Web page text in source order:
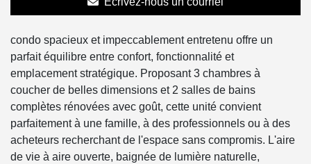
condo spacieux et impeccablement entretenu offre un
parfait équilibre entre confort, fonctionnalité et
emplacement stratégique. Proposant 3 chambres à
coucher de belles dimensions et 2 salles de bains
complètes rénovées avec goût, cette unité convient
parfaitement à une famille, à des professionnels ou à des
acheteurs recherchant de l'espace sans compromis. L'aire
de vie à aire ouverte, baignée de lumière naturelle,